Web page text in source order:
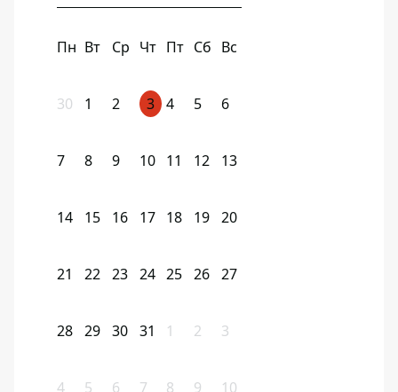
Пн Вт Ср Чт Пт Сб Вс
30 1 2 3 4 5 6
7 8 9 10 11 12 13
14 15 16 17 18 19 20
21 22 23 24 25 26 27
28 29 30 31 1 2 3
4 5 6 7 8 9 10